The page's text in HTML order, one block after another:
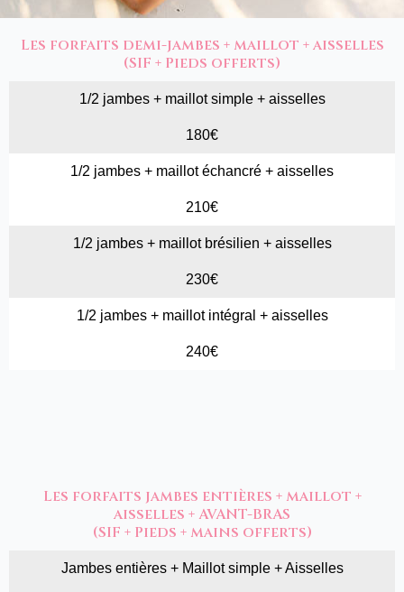
Les forfaits demi-jambes + maillot + aisselles
(SIF + Pieds offerts)
1/2 jambes + maillot simple + aisselles
180€
1/2 jambes + maillot échancré + aisselles
210€
1/2 jambes + maillot brésilien + aisselles
230€
1/2 jambes + maillot intégral + aisselles
240€
Les forfaits jambes entières + maillot +
aisselles + AVANT-BRAS
(SIF + Pieds + mains offerts)
Jambes entières + Maillot simple + Aisselles